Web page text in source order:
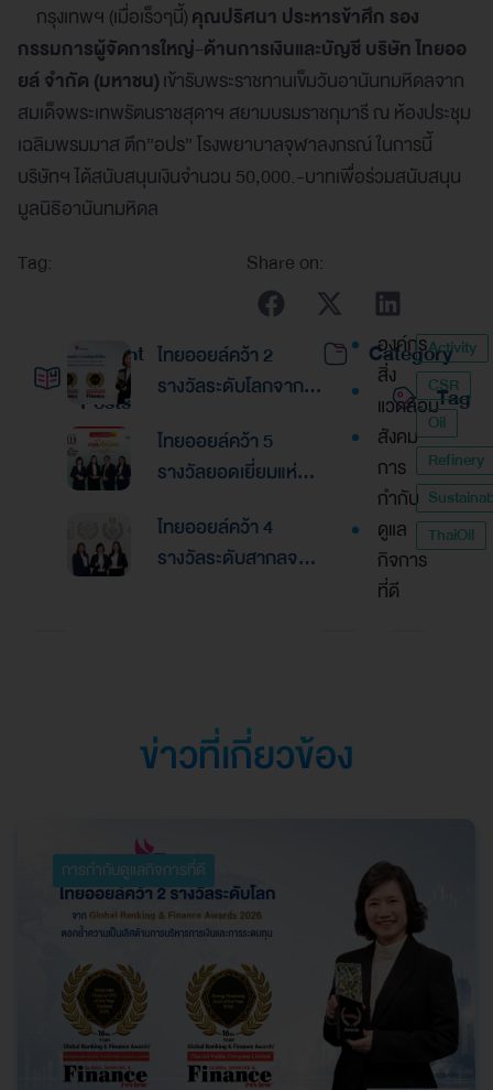
กรุงเทพฯ (เมื่อเร็วๆนี้)คุณปริศนา ประหารข้าศึก รอง
กรรมการผู้จัดการใหญ่-ด้านการเงินและบัญชี บริษัท ไทยออ
ยล์ จำกัด (มหาชน)เข้ารับพระราชทานเข็มวันอานันทมหิดลจาก
สมเด็จพระเทพรัตนราชสุดาฯ สยามบรมราชกุมารี ณ ห้องประชุม
เฉลิมพรมมาส ตึก”อปร” โรงพยาบาลจุฬาลงกรณ์ ในการนี้
บริษัทฯ ได้สนับสนุนเงินจำนวน 50,000.-บาทเพื่อร่วมสนับสนุน
มูลนิธิอานันทมหิดล
Tag:
Share on:
Recent
Posts
ไทยออยล์คว้า 2
รางวัลระดับโลกจาก
Finance Awards
2026ตอกย้ำความเป็น
เลิศด้านการบริหาร
การเงินและการระดม
ทุน
ไทยออยล์คว้า 5
รางวัลยอดเยี่ยมแห่ง
รางวัล “Asian
Excellence Award
ไทยออยล์คว้า 4
รางวัลระดับสากลจาก
Category
องค์กร
สิ่ง
แวดล้อม
สังคม
การ
กำกับ
ดูแล
กิจการ
ที่ดี
Tag
Activity
CSR
Oil
Refinery
ThaiOil
ข่าวที่เกี่ยวข้อง
การกำกับดูแลกิจการที่ดี